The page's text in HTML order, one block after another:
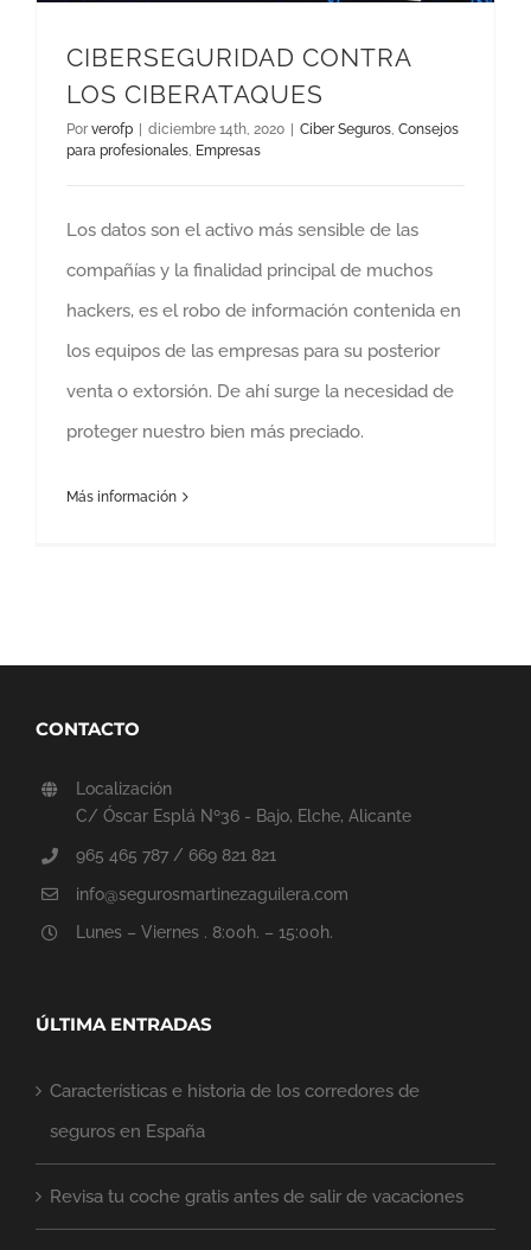
CIBERSEGURIDAD CONTRA
LOS CIBERATAQUES
Por verofp diciembre 14th, 2020 Ciber Seguros, Consejos
para profesionales, Empresas
Los datos son el activo más sensible de las
compañías y la finalidad principal de muchos
hackers, es el robo de información contenida en
los equipos de las empresas para su posterior
venta o extorsión. De ahí surge la necesidad de
proteger nuestro bien más preciado.
Más información
CONTACTO
Localización
C/ Óscar Esplá Nº36 - Bajo, Elche, Alicante
965 465 787 / 669 821 821
info@segurosmartinezaguilera.com
Lunes – Viernes . 8:00h. – 15:00h.
ÚLTIMA ENTRADAS
Características e historia de los corredores de
seguros en España
Revisa tu coche gratis antes de salir de vacaciones